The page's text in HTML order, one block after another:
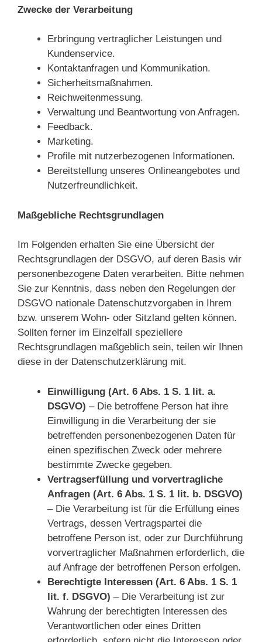
Zwecke der Verarbeitung
Erbringung vertraglicher Leistungen und
Kundenservice.
Kontaktanfragen und Kommunikation.
Sicherheitsmaßnahmen.
Reichweitenmessung.
Verwaltung und Beantwortung von Anfragen.
Feedback.
Marketing.
Profile mit nutzerbezogenen Informationen.
Bereitstellung unseres Onlineangebotes und
Nutzerfreundlichkeit.
Maßgebliche Rechtsgrundlagen
Im Folgenden erhalten Sie eine Übersicht der
Rechtsgrundlagen der DSGVO, auf deren Basis wir
personenbezogene Daten verarbeiten. Bitte nehmen
Sie zur Kenntnis, dass neben den Regelungen der
DSGVO nationale Datenschutzvorgaben in Ihrem
bzw. unserem Wohn- oder Sitzland gelten können.
Sollten ferner im Einzelfall speziellere
Rechtsgrundlagen maßgeblich sein, teilen wir Ihnen
diese in der Datenschutzerklärung mit.
Einwilligung (Art. 6 Abs. 1 S. 1 lit. a.
DSGVO) – Die betroffene Person hat ihre
Einwilligung in die Verarbeitung der sie
betreffenden personenbezogenen Daten für
einen spezifischen Zweck oder mehrere
bestimmte Zwecke gegeben.
Vertragserfüllung und vorvertragliche
Anfragen (Art. 6 Abs. 1 S. 1 lit. b. DSGVO)
– Die Verarbeitung ist für die Erfüllung eines
Vertrags, dessen Vertragspartei die
betroffene Person ist, oder zur Durchführung
vorvertraglicher Maßnahmen erforderlich, die
auf Anfrage der betroffenen Person erfolgen.
Berechtigte Interessen (Art. 6 Abs. 1 S. 1
lit. f. DSGVO) – Die Verarbeitung ist zur
Wahrung der berechtigten Interessen des
Verantwortlichen oder eines Dritten